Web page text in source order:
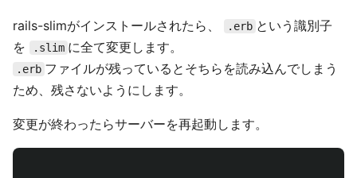
rails-slimがインストールされたら、 .erb という識別子
を
.slim に全て変更します。
.erb ファイルが残っているとそちらを読み込んでしまう
ため、残さないようにします。
変更が終わったらサーバーを再起動します。